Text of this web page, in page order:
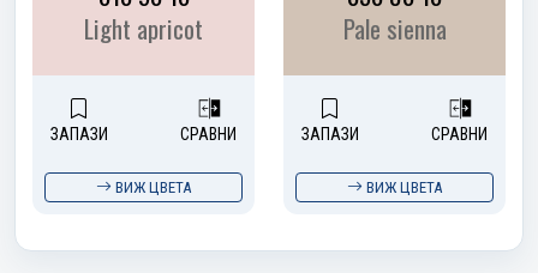
Light apricot
ЗАПАЗИ СРАВНИ
ВИЖ ЦВЕТА
Pale sienna
ЗАПАЗИ СРАВНИ
ВИЖ ЦВЕТА